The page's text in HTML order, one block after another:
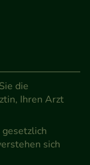
können,
hierfür
soziale
die
Ihren Arzt
sich